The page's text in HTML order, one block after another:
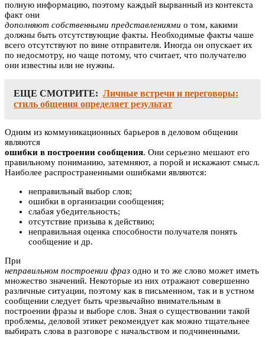
полную информацию, поэтому каждый вырванный из контекста
факт они
дополняют собственными представлениями о том, какими
должны быть отсутствующие факты. Необходимые факты чаше
всего отсутствуют по вине отправителя. Иногда он опускает их
по недосмотру, но чаще потому, что считает, что получателю
они известны или не нужны.
ЕЩЕ СМОТРИТЕ: Личные встречи и переговоры:
стиль общения определяет результат
Одним из коммуникационных барьеров в деловом общении
являются
ошибки в построении сообщения. Они серьезно мешают его
правильному пониманию, затемняют, а порой и искажают смысл.
Наиболее распространенными ошибками являются:
неправильный выбор слов;
ошибки в организации сообщения;
слабая убедительность;
отсутствие призыва к действию;
неправильная оценка способности получателя понять
сообщение и др.
При
неправильном построении фраз одно и то же слово может иметь
множество значений. Некоторые из них отражают совершенно
различные ситуации, поэтому как в письменном, так и в устном
сообщении следует быть чрезвычайно внимательным в
построении фразы и выборе слов. Зная о существовании такой
проблемы, деловой этикет рекомендует как можно тщательнее
выбирать слова в разговоре с начальством и подчиненными.